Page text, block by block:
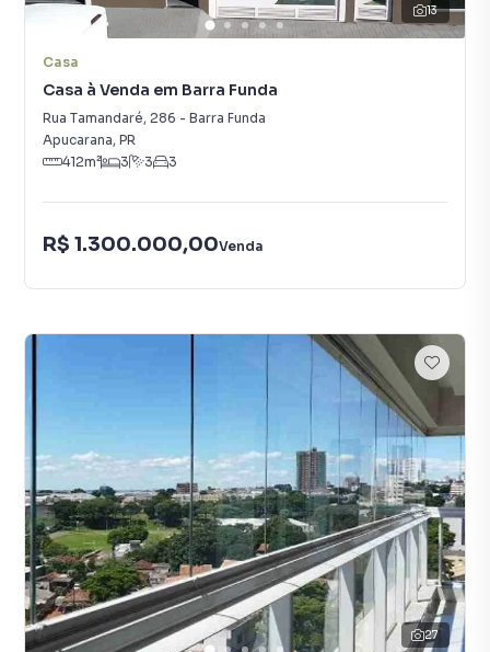
13
Casa
Casa à Venda em Barra Funda
Rua Tamandaré, 286 - Barra Funda
Apucarana, PR
412m² 3 3 3
R$ 1.300.000,00Venda
27